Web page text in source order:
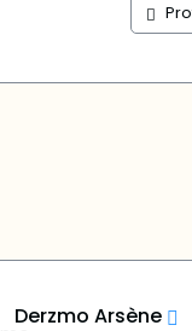
Derzmo Arsène